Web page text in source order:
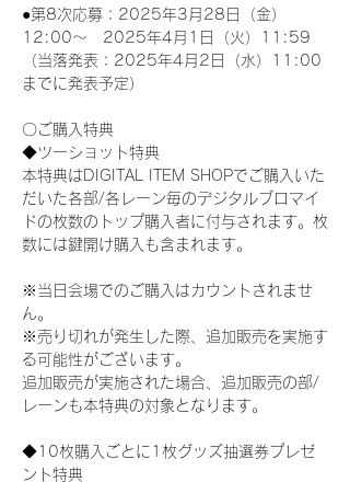
●第8次応募：2025年3月28日（金）
12:00～　2025年4月1日（火）11:59
（当落発表：2025年4月2日（水）11:00
までに発表予定）
〇ご購入特典
◆ツーショット特典
本特典はDIGITAL ITEM SHOPでご購入いた
だいた各部/各レーン毎のデジタルブロマイ
ドの枚数のトップ購入者に付与されます。枚
数には鍵開け購入も含まれます。
※当日会場でのご購入はカウントされませ
ん。
※売り切れが発生した際、追加販売を実施す
る可能性がございます。
追加販売が実施された場合、追加販売の部/
レーンも本特典の対象となります。
◆10枚購入ごとに1枚グッズ抽選券プレゼ
ント特典